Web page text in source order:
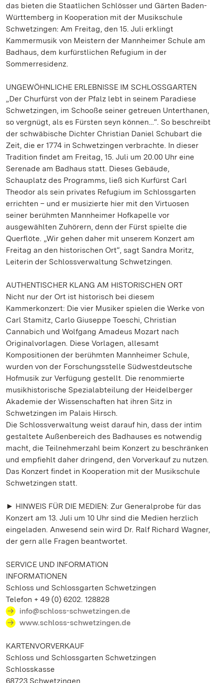
das bieten die Staatlichen Schlösser und Gärten Baden-
Württemberg in Kooperation mit der Musikschule
Schwetzingen: Am Freitag, den 15. Juli erklingt
Kammermusik von Meistern der Mannheimer Schule am
Badhaus, dem kurfürstlichen Refugium in der
Sommerresidenz.
UNGEWÖHNLICHE ERLEBNISSE IM SCHLOSSGARTEN
„Der Churfürst von der Pfalz lebt in seinem Paradiese
Schwetzingen, im Schooße seiner getreuen Unterthanen,
so vergnügt, als es Fürsten seyn können…“. So beschreibt
der schwäbische Dichter Christian Daniel Schubart die
Zeit, die er 1774 in Schwetzingen verbrachte. In dieser
Tradition findet am Freitag, 15. Juli um 20.00 Uhr eine
Serenade am Badhaus statt. Dieses Gebäude,
Schauplatz des Programms, ließ sich Kurfürst Carl
Theodor als sein privates Refugium im Schlossgarten
errichten – und er musizierte hier mit den Virtuosen
seiner berühmten Mannheimer Hofkapelle vor
ausgewählten Zuhörern, denn der Fürst spielte die
Querflöte. „Wir gehen daher mit unserem Konzert am
Freitag an den historischen Ort“, sagt Sandra Moritz,
Leiterin der Schlossverwaltung Schwetzingen.
AUTHENTISCHER KLANG AM HISTORISCHEN ORT
Nicht nur der Ort ist historisch bei diesem
Kammerkonzert: Die vier Musiker spielen die Werke von
Carl Stamitz, Carlo Giuseppe Toeschi, Christian
Cannabich und Wolfgang Amadeus Mozart nach
Originalvorlagen. Diese Vorlagen, allesamt
Kompositionen der berühmten Mannheimer Schule,
wurden von der Forschungsstelle Südwestdeutsche
Hofmusik zur Verfügung gestellt. Die renommierte
musikhistorische Spezialabteilung der Heidelberger
Akademie der Wissenschaften hat ihren Sitz in
Schwetzingen im Palais Hirsch.
Die Schlossverwaltung weist darauf hin, dass der intim
gestaltete Außenbereich des Badhauses es notwendig
macht, die Teilnehmerzahl beim Konzert zu beschränken
und empfiehlt daher dringend, den Vorverkauf zu nutzen.
Das Konzert findet in Kooperation mit der Musikschule
Schwetzingen statt.
► HINWEIS FÜR DIE MEDIEN: Zur Generalprobe für das
Konzert am 13. Juli um 10 Uhr sind die Medien herzlich
eingeladen. Anwesend sein wird Dr. Ralf Richard Wagner,
der gern alle Fragen beantwortet.
SERVICE UND INFORMATION
INFORMATIONEN
Schloss und Schlossgarten Schwetzingen
Telefon + 49 (0) 6202. 128828
info@schloss-schwetzingen.de
www.schloss-schwetzingen.de
KARTENVORVERKAUF
Schloss und Schlossgarten Schwetzingen
Schlosskasse
68723 Schwetzingen